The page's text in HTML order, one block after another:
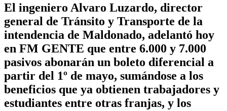
El ingeniero Alvaro Luzardo, director
general de Tránsito y Transporte de la
intendencia de Maldonado, adelantó hoy
en FM GENTE que entre 6.000 y 7.000
pasivos abonarán un boleto diferencial a
partir del 1º de mayo, sumándose a los
beneficios que ya obtienen trabajadores y
estudiantes entre otras franjas, y los